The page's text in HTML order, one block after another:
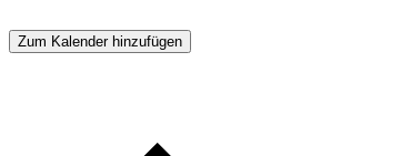
Zum Kalender hinzufügen